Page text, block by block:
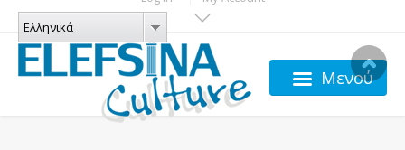
Παράκαμψη προς το κυρίως περιεχόμενο
ΓΛΏΣΣΕΣ
Ελληνικά
Ελληνικά
Μενού